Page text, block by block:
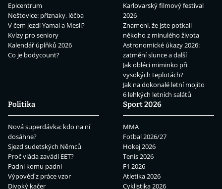
Epicentrum
Neštovice: příznaky, léčba
V čem jezdí Yamal a Mesii?
Kvízy pro seniory
Kalendář úplňků 2026
Co je bodycount?
Karlovarský filmový festival
2026
Znamení, že jste potkali
někoho z minulého života
Astronomické úkazy 2026:
zatmění slunce a další
Jak obléci miminko při
vysokých teplotách?
Jak na dokonalé letní mojito
6 lehkých letních salátů
Politika
Nová superdávka: kdo na ní
dosáhne?
Sjezd sudetských Němců
Proč vláda zavádí EET?
Padni komu padni
Výpověď z práce vzor
Divoký kačer
Sport 2026
MMA
Fotbal 2026/27
Hokej 2026
Tenis 2026
F1 2026
Atletika 2026
Cyklistika 2026